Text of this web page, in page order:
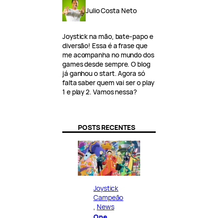
Julio Costa Neto
Joystick na mão, bate-papo e
diversão! Essa é a frase que
me acompanha no mundo dos
games desde sempre. O blog
já ganhou o start. Agora só
falta saber quem vai ser o play
1 e play 2. Vamos nessa?
POSTS RECENTES
Joystick
Campeão
News